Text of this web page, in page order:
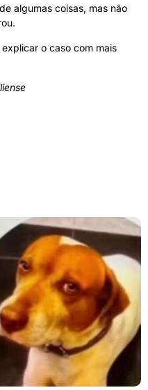
algumas coisas, mas não
o caso com mais